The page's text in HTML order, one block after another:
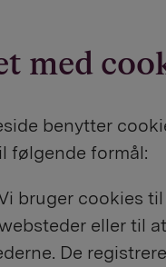
med
benytter
følgende formål:
bruger cookies
eller til
De